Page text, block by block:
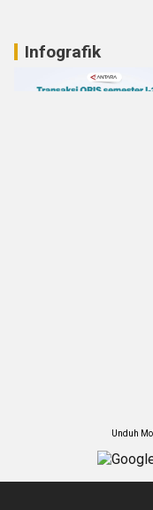
Infografik
Unduh